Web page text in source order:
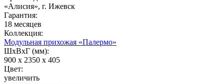
«Алисия», г. Ижевск
Гарантия:
18 месяцев
Коллекция:
Модульная прихожая «Палермо»
ШхВхГ (мм):
900 х 2350 х 405
Цвет:
увеличить